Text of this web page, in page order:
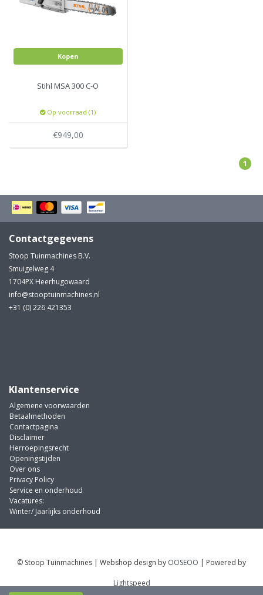
Kopen
Stihl MSA 300 C-O
Op voorraad (1)
€949,00
1
Contactgegevens
Stoop Tuinmachines B.V.
Smuigelweg 4
1704PX Heerhugowaard
info@stooptuinmachines.nl
+31 (0) 226 421353
Klantenservice
Algemene voorwaarden
Betaalmethoden
Contactpagina
Disclaimer
Herroepingsrecht
Openingstijden
Over ons
Privacy Policy
Service en onderhoud
Vacatures:
Winter/ Jaarlijks onderhoud
© Stoop Tuinmachines | Webshop design by OOSEOO | Powered by
Lightspeed